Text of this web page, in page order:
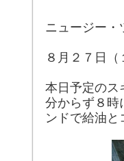
ニュージー
８月２７日
本日予定のス
分からず８時
ンドで給油